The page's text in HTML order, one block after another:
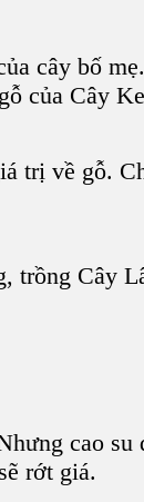
cây bố
của Cây
trị về gỗ.
trồng Cây
cao
rớt giá.